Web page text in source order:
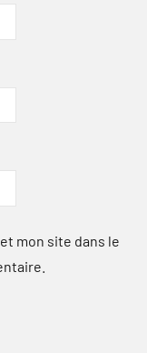
mon site dans le